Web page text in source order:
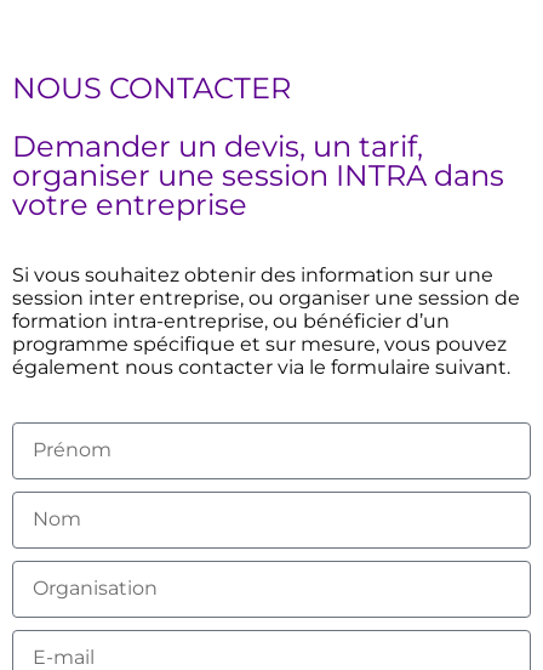
NOUS CONTACTER
Demander un devis, un tarif,
organiser une session INTRA dans
votre entreprise
Si vous souhaitez obtenir des information sur une
session inter entreprise, ou organiser une session de
formation intra-entreprise, ou bénéficier d’un
programme spécifique et sur mesure, vous pouvez
également nous contacter via le formulaire suivant.